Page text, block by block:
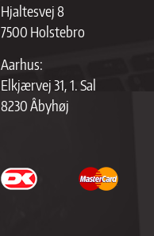
Hjaltesvej 8
7500 Holstebro
Aarhus:
Elkjærvej 31, 1. Sal
8230 Åbyhøj